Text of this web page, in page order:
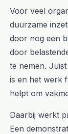
Voor veel
duurzame
door nog een
door
te nemen.
is en het werk
helpt om
Daarbij werkt
Een